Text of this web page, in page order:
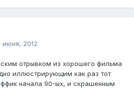
июня, 2012
отрывком из хорошего фильма
иллюстрирующим как раз тот
начала 90-ых, и скрашенным